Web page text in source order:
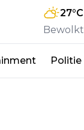
27°C
Bewolkt
Politie